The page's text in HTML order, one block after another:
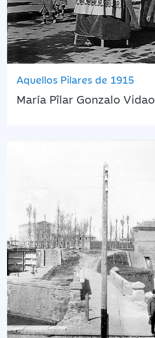
Aquellos Pilares de 1915
María Pîlar Gonzalo Vidao